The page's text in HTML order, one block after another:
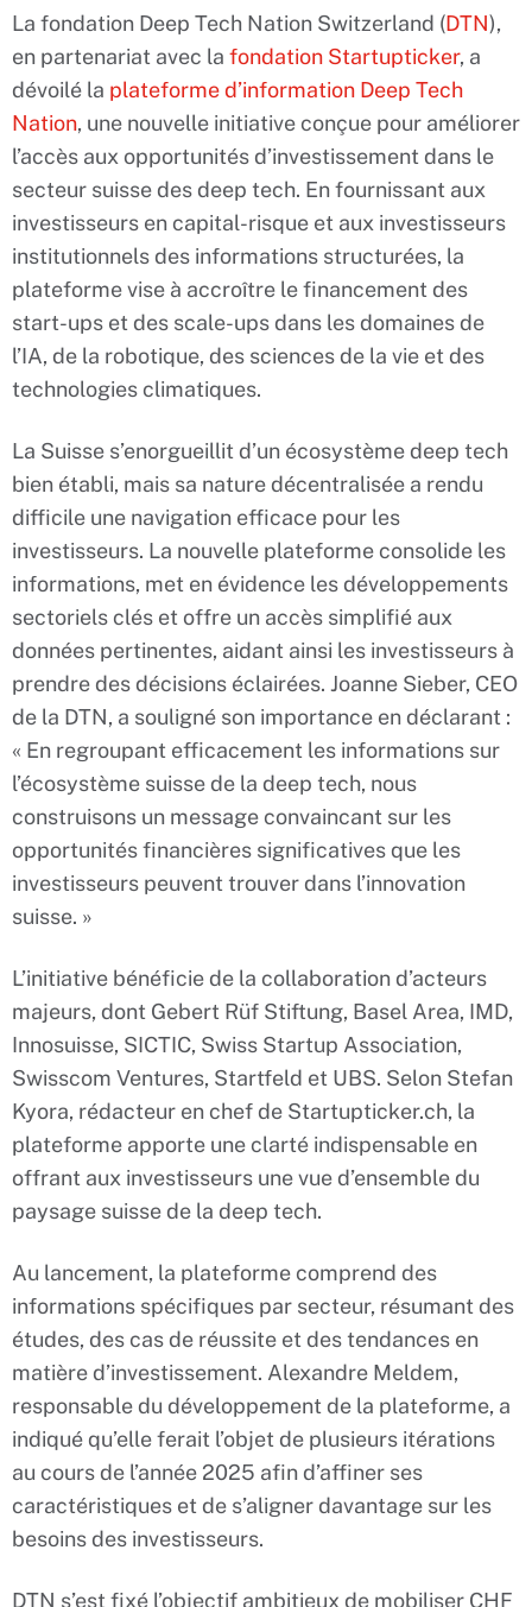
La fondation Deep Tech Nation Switzerland (DTN),
en partenariat avec la fondation Startupticker, a
dévoilé la plateforme d’information Deep Tech
Nation, une nouvelle initiative conçue pour améliorer
l’accès aux opportunités d’investissement dans le
secteur suisse des deep tech. En fournissant aux
investisseurs en capital-risque et aux investisseurs
institutionnels des informations structurées, la
plateforme vise à accroître le financement des
start-ups et des scale-ups dans les domaines de
l’IA, de la robotique, des sciences de la vie et des
technologies climatiques.
La Suisse s’enorgueillit d’un écosystème deep tech
bien établi, mais sa nature décentralisée a rendu
difficile une navigation efficace pour les
investisseurs. La nouvelle plateforme consolide les
informations, met en évidence les développements
sectoriels clés et offre un accès simplifié aux
données pertinentes, aidant ainsi les investisseurs à
prendre des décisions éclairées. Joanne Sieber, CEO
de la DTN, a souligné son importance en déclarant :
« En regroupant efficacement les informations sur
l’écosystème suisse de la deep tech, nous
construisons un message convaincant sur les
opportunités financières significatives que les
investisseurs peuvent trouver dans l’innovation
suisse. »
L’initiative bénéficie de la collaboration d’acteurs
majeurs, dont Gebert Rüf Stiftung, Basel Area, IMD,
Innosuisse, SICTIC, Swiss Startup Association,
Swisscom Ventures, Startfeld et UBS. Selon Stefan
Kyora, rédacteur en chef de Startupticker.ch, la
plateforme apporte une clarté indispensable en
offrant aux investisseurs une vue d’ensemble du
paysage suisse de la deep tech.
Au lancement, la plateforme comprend des
informations spécifiques par secteur, résumant des
études, des cas de réussite et des tendances en
matière d’investissement. Alexandre Meldem,
responsable du développement de la plateforme, a
indiqué qu’elle ferait l’objet de plusieurs itérations
au cours de l’année 2025 afin d’affiner ses
caractéristiques et de s’aligner davantage sur les
besoins des investisseurs.
DTN s’est fixé l’objectif ambitieux de mobiliser CHF